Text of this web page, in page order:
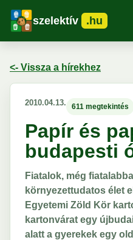
szelektív .hu
<- Vissza a hírekhez
2010.04.13. 611 megtekintés
Papír és
budapesti
Fiatalok, még
környezettudatos élet
Egyetemi Zöld Kör
kartonvárat egy
alatt a gyerekek egy